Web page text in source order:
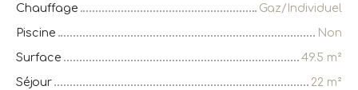
Chauffage
Gaz/Individuel
Piscine
Non
Surface
49.5 m²
Séjour
22 m²